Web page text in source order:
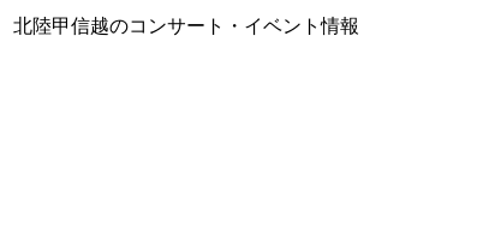
北陸甲信越のコンサート・イベント情報